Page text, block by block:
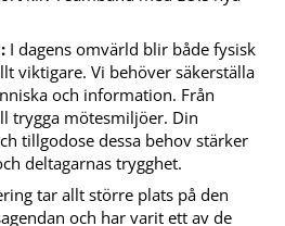
I dagens omvärld blir både fysisk
viktigare. Vi behöver säkerställa
och information. Från
trygga mötesmiljöer. Din
tillgodose dessa behov stärker
deltagarnas trygghet​.
tar allt större plats på den
och har varit ett av de